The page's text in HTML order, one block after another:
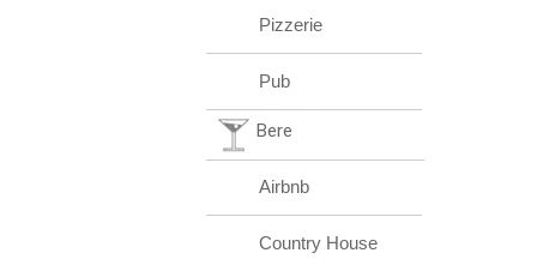
Pizzerie
Pub
Bere
Airbnb
Country House